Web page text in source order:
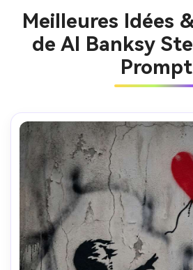
Meilleures Idées
de AI Banksy
Prompt